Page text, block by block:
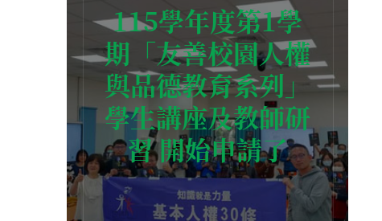
115學年度第1學
期「友善校園人權
與品德教育系列」
學生講座及教師研
習 開始申請了